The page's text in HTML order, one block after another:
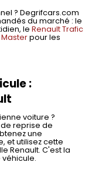
? Degrifcars.com
du marché : le
le Renault Trafic
pour les
:
voiture ?
reprise de
une
et utilisez cette
Renault. C'est la